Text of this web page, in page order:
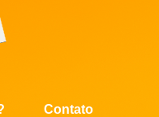
Contato